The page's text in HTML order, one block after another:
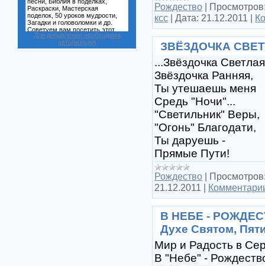
Для добавления необходима
авторизация
Рождество |
ксс | Дата: 21.12.2011 |
ЗВЁЗДОЧКА
...Звёздочка
Звёздочка Ранняя,
Ты утешаешь меня
Средь "Ночи"...
"Светильник" Веры,
"Огонь" Благодати,
Ты даруешь -
Прямые Пути!
Рождество |
21.12.2011 |
В НЕБЕ -
Духе Святом,
Мир и Радость в
В "Небе" -